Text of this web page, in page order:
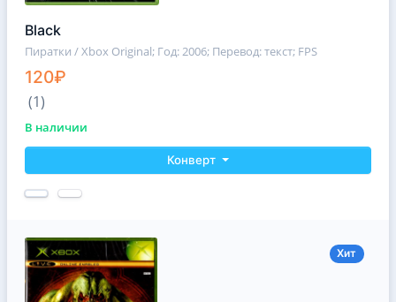
Black
Пиратки / Xbox Original; Год: 2006; Перевод: текст; FPS
120₽
(1)
В наличии
Конверт
Хит